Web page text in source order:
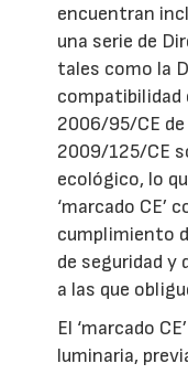
encuentran
una serie de
tales como la
2006/95/CE
2009/125/CE
ecológico, lo
‘marcado CE’
cumplimiento
de seguridad y
a las que
El ‘marcado
luminaria,